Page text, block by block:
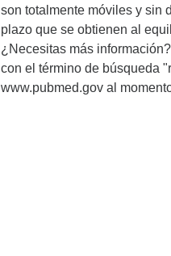
son totalmente móviles y sin
plazo que se obtienen al
¿Necesitas más
con el término de búsqueda
www.pubmed.gov al